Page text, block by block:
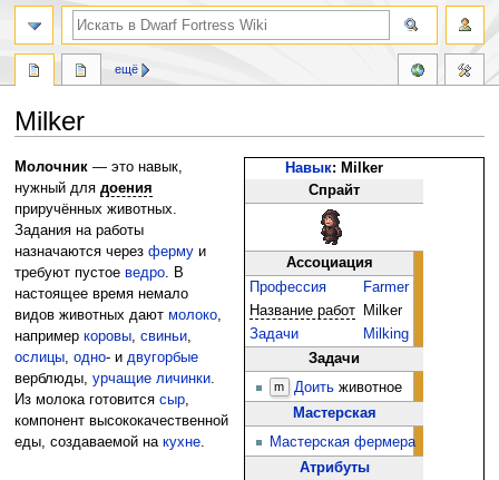
Milker
Перейти
к
навигации
Перейти
к
поиску
Навык: Milker
Спрайт
Ассоциация
Профессия
Farmer
Название работ
Milker
Задачи
Milking
Задачи
m Доитьживотное
Мастерская
Мастерская фермера
Атрибуты
Молочник— это навык,
нужный для доения
приручённых животных.
Задания на работы
назначаются через фермуи
требуют пустое ведро. В
настоящее время немало
видов животных дают молоко,
например коровы, свиньи,
ослицы, одно- и двугорбые
верблюды, урчащие личинки.
Из молока готовится сыр,
компонент высококачественной
еды, создаваемой на кухне.
ещё
поиск